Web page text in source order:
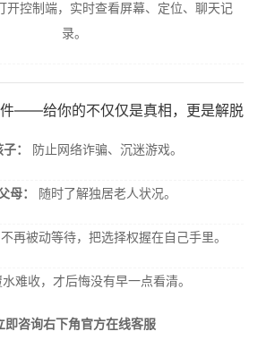
开控制端，实时查看屏幕、定位、聊天记
录。
——给你的不仅仅是真相，更是解脱
： 防止网络诈骗、沉迷游戏。
母： 随时了解独居老人状况。
不再被动等待，把选择权握在自己手里。
难收，才后悔没有早一点看清。
即咨询右下角官方在线客服